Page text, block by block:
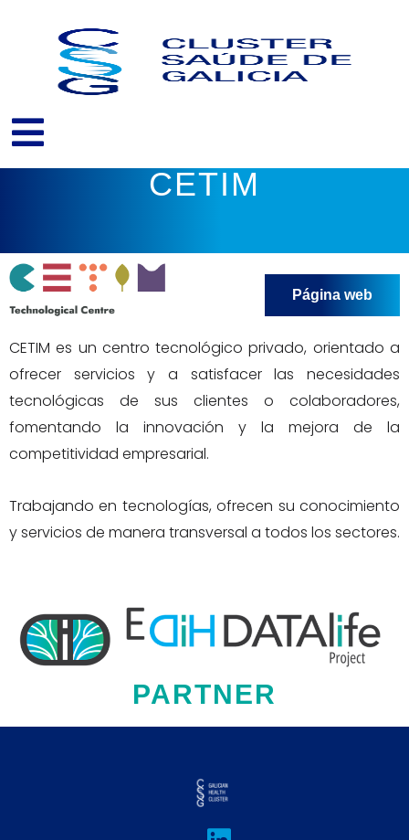
CETIM
Página web
CETIM es un centro tecnológico privado, orientado a
ofrecer servicios y a satisfacer las necesidades
tecnológicas de sus clientes o colaboradores,
fomentando la innovación y la mejora de la
competitividad empresarial.
Trabajando en tecnologías, ofrecen su conocimiento
y servicios de manera transversal a todos los sectores.
PARTNER
L
I
T
F
Y